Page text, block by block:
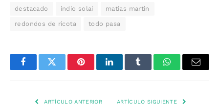
destacado indio solai matias martin
redondos de ricota todo pasa
FacebookTwitter PinterestLinkedInTumblr WhatsAppEmail
ARTÍCULO ANTERIOR ARTÍCULO SIGUIENTE